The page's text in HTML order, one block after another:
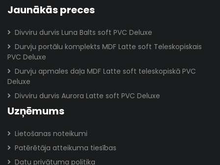
Jaunākās preces
Divviru durvis Luna Balts soft PVC Deluxe
Durvju portālu komplekts MDF Latte soft Teleskopiskais
PVC Deluxe
Durvju apmales daļa MDF Latte soft teleskopiskā PVC
Deluxe
Divviru durvis Aurora Latte soft PVC Deluxe
Uzņēmums
Lietošanas noteikumi
Patērētāja atteikuma tiesības
Datu privātuma politika